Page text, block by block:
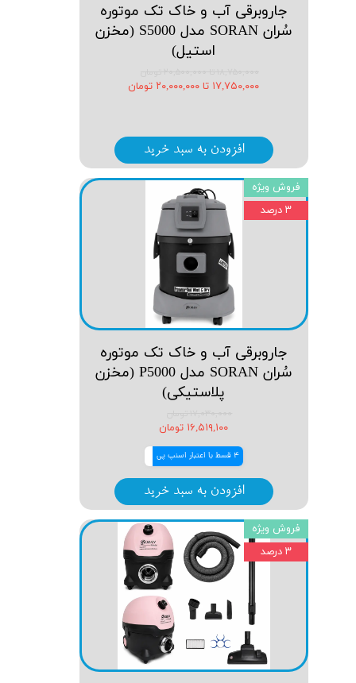
جاروبرقی آب و خاک تک موتوره
سُران SORAN مدل S5000 (مخزن
استیل)
۱۷,۷۵۰,۰۰۰ تا ۲۰,۰۰۰,۰۰۰ تومان
افزودن به سبد خرید
جاروبرقی آب و خاک تک موتوره
سُران SORAN مدل P5000 (مخزن
پلاستیکی)
۱۶,۵۱۹,۱۰۰ تومان
4 قسط با اعتبار اسنپ پی
افزودن به سبد خرید
فروش ویژه
۳ درصد
فروش ویژه
۳ درصد